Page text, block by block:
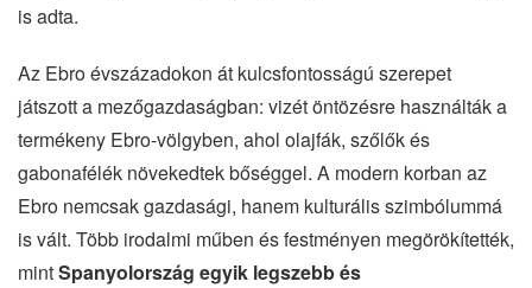
is adta.
Az Ebro évszázadokon át kulcsfontosságú szerepet
játszott a mezőgazdaságban: vizét öntözésre használták a
termékeny Ebro-völgyben, ahol olajfák, szőlők és
gabonafélék növekedtek bőséggel. A modern korban az
Ebro nemcsak gazdasági, hanem kulturális szimbólummá
is vált. Több irodalmi műben és festményen megörökítették,
mintSpanyolország egyik legszebb és